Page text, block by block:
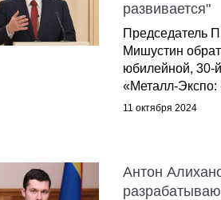
развивается"
Председатель
Мишустин
юбилейной, 30-
«Металл-Экспо:
11 октября 2024
Антон